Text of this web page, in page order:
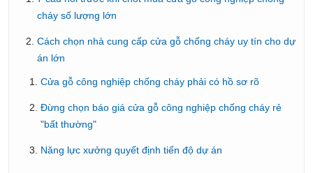
cháy số lượng lớn
Cách chọn nhà cung cấp cửa gỗ chống cháy uy tín cho dự
án lớn
Cửa gỗ công nghiệp chống cháy phải có hồ sơ rõ
Đừng chọn báo giá cửa gỗ công nghiệp chống cháy rẻ
"bất thường"
Năng lực xưởng quyết định tiến độ dự án